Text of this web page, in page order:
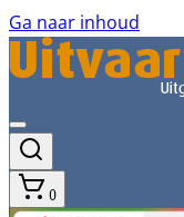
Ga naar inhoud
0